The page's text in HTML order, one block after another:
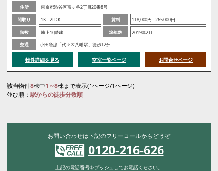
住所
東京都渋谷区富ヶ谷2丁目20番8号
間取り
1K - 2LDK 賃料
118,000円 - 265,000円
階数
地上10階建 築年数
2019年2月
交通
小田急線「代々木八幡駅」徒歩12分
物件詳細を見る 空室一覧ページ お問合せページ
該当物件8棟中1～8棟まで表示(1ページ/1ページ)
並び順：駅からの徒歩分数順
お問い合わせは下記のフリーコールからどうぞ
0120-216-626
上記の電話番号をプッシュしてお電話ください。